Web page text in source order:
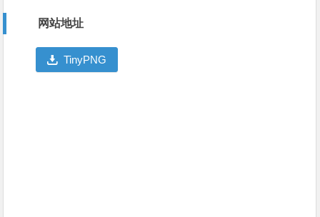
网站地址
TinyPNG